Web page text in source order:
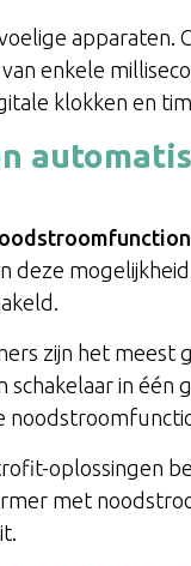
enkele
klokken en
deze
zijn het meest
in één
oplossingen
met